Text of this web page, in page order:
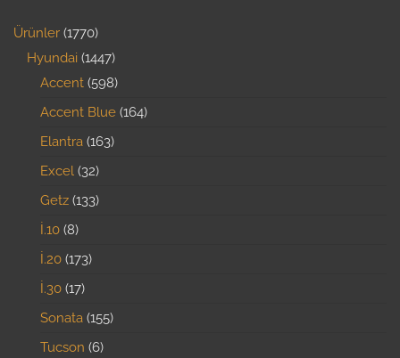
Ürünler 1770
Hyundai 1447
Accent 598
Accent Blue 164
Elantra 163
Excel 32
Getz 133
İ.10 8
İ.20 173
İ.30 17
Sonata 155
Tucson 6